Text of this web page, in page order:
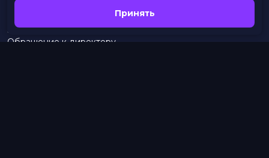
Скоро в кино
Заведения
Обращение к директору
Принять